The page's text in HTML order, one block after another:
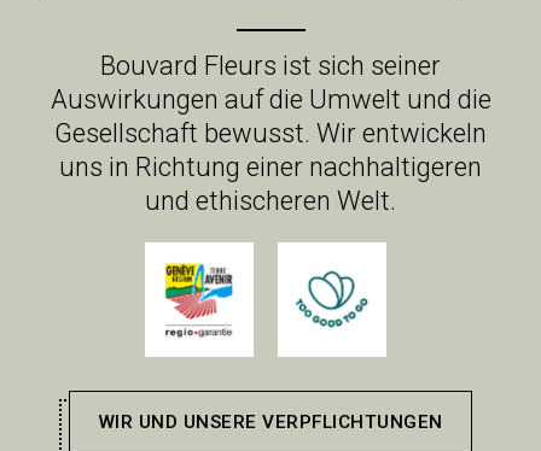
Bouvard Fleurs ist sich seiner
Auswirkungen auf die Umwelt und die
Gesellschaft bewusst. Wir entwickeln
uns in Richtung einer nachhaltigeren
und ethischeren Welt.
WIR UND UNSERE VERPFLICHTUNGEN